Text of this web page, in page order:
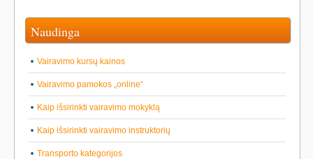
Naudinga
Vairavimo kursų kainos
Vairavimo pamokos „online“
Kaip išsirinkti vairavimo mokyklą
Kaip išsirinkti vairavimo instruktorių
Transporto kategorijos